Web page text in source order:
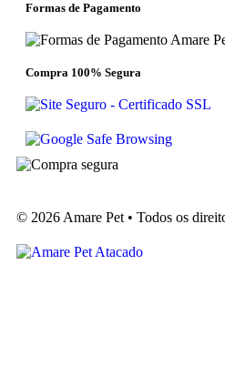
Formas de Pagamento
Compra 100% Segura
© 2026 Amare Pet • Todos os